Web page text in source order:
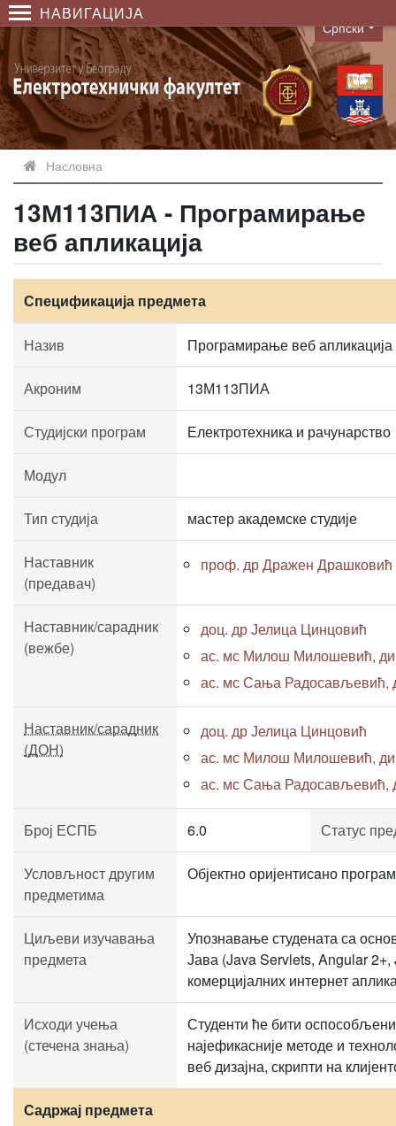
НАВИГАЦИЈА
Language
Српски
Насловна
13М113ПИА - Програмирање
веб апликација
Спецификација предмета
Назив Програмирање веб апликација
Акроним 13М113ПИА
Студијски програм Електротехника и рачунарство
Модул
Тип студија мастер академске студије
Наставник
(предавач)
проф. др Дражен Драшковић
Наставник/сарадник
(вежбе)
доц. др Јелица Цинцовић
ас. мс Милош Милошевић,
ас. мс Сања Радосављевић,
Наставник/сарадник
(ДОН)
доц. др Јелица Цинцовић
ас. мс Милош Милошевић,
ас. мс Сања Радосављевић,
Број ЕСПБ 6.0 Статус
Условљност другим
предметима
Објектно оријентисaно
Циљеви изучавања
предмета
Упознавање студената са
Јава (Java Servlets, Angular 2+,
комерцијалних интернет
Исходи учења
(стечена знања)
Студенти ће бити оспособљени
најефикасније методе и
веб дизајна, скрипти на
Садржај предмета